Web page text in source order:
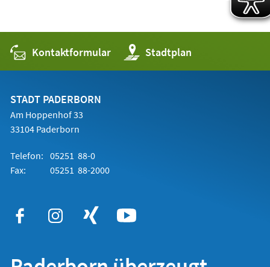
Kontaktformular Stadtplan
(Öffnet
in
einem
STADT PADERBORN
Am Hoppenhof 33
33104 Paderborn
Telefon: 05251 88-0
Fax:
05251 88-2000